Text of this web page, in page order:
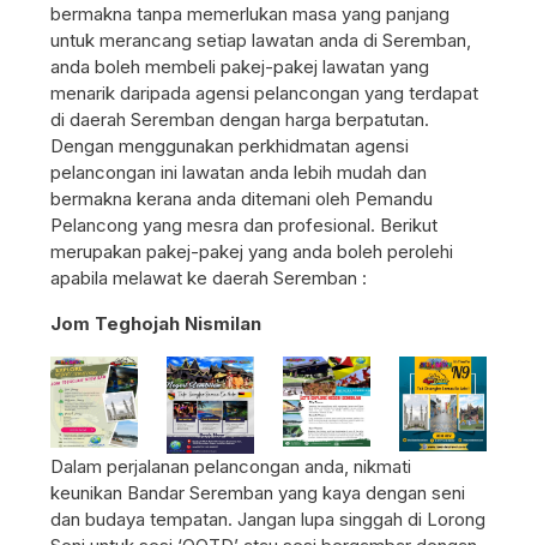
bermakna tanpa memerlukan masa yang panjang
untuk merancang setiap lawatan anda di Seremban,
anda boleh membeli pakej-pakej lawatan yang
menarik daripada agensi pelancongan yang terdapat
di daerah Seremban dengan harga berpatutan.
Dengan menggunakan perkhidmatan agensi
pelancongan ini lawatan anda lebih mudah dan
bermakna kerana anda ditemani oleh Pemandu
Pelancong yang mesra dan profesional. Berikut
merupakan pakej-pakej yang anda boleh perolehi
apabila melawat ke daerah Seremban :
Jom Teghojah Nismilan
Dalam perjalanan pelancongan anda, nikmati
keunikan Bandar Seremban yang kaya dengan seni
dan budaya tempatan. Jangan lupa singgah di Lorong